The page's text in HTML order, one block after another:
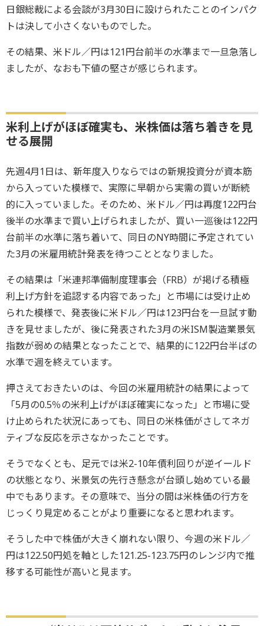
日銀総裁による会談が3月30日に設けられたことのインパク
トは決して小さくないものでした。
その結果、米ドル／円は121円台前半の水準まで一旦急落し
ましたが、なおも下値の堅さが感じられます。
米利上げがほぼ確実も、米株価は落ち着きを見
せる展開
先週4月1日は、新年度入りならではの新規投資分が資本筋
から入っていた模様で、実際に早朝から実需の買いが断続
的に入っていました。そのため、米ドル／円は再度122円台
後半の水準まで買い上げられましたが、買い一巡後は122円
台前半の水準に落ち着いて、同日のNY時間に予定されてい
た3月の米雇用統計発表を待つこととなりました。
その結果は「米連邦準備制度理事会（FRB）が掲げる積極
利上げ方針を追認する内容であった」と市場には受け止め
られた模様で、発表後に米ドル／円は123円台を一旦試す動
きを見せましたが、後に発表された3月の米ISM製造業景気
指数が弱めの結果となったことで、結果的に122円台半ばの
水準で週を終えています。
押さえておきたいのは、今回の米雇用統計の結果によって
「5月の0.5％の米利上げがほぼ確実になった」と市場に受
け止められた状況にあっても、同日の米株価がさしてネガ
ティブな反応を示さなかったことです。
そうでなくとも、足元では米2-10年債利回りが逆イールド
の状態となり、米景気の先行き懸念が台頭し始めている最
中でもあります。その意味で、当分の間は米株価の行方を
じっくり見定めることがより重要になると思われます。
そうした中で株価が大きく崩れない限り、今週の米ドル／
円は122.50円処を軸とした121.25-123.75円のレンジ内で推
移する可能性が高いと見ます。